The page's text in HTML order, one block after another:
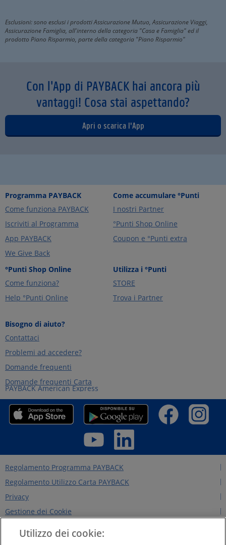
Esclusioni: sono esclusi i prodotti Assicurazione Mutuo, Assicurazione Viaggi,
Assicurazione Famiglia, all'interno della categoria "Casa e Famiglia" ed il
prodotto Piano Risparmio, parte della categoria "Piano Risparmio"
Con l'App di PAYBACK hai ancora più
vantaggi! Cosa stai aspettando?
Apri o scarica l'App
Programma PAYBACK
Come funziona PAYBACK
Iscriviti al Programma
App PAYBACK
We Give Back
Come accumulare °Punti
I nostri Partner
°Punti Shop Online
Coupon e °Punti extra
°Punti Shop Online
Come funziona?
Help °Punti Online
Utilizza i °Punti
STORE
Trova i Partner
Bisogno di aiuto?
Contattaci
Problemi ad accedere?
Domande frequenti
Domande frequenti Carta
PAYBACK American Express
Regolamento Programma PAYBACK
Regolamento Utilizzo Carta PAYBACK
Privacy
Gestione dei Cookie
Utilizzo dei cookie: